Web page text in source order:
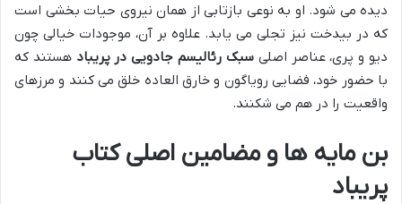
دیده می شود. او به نوعی بازتابی از همان نیروی حیات بخشی است
که در بیدخت نیز تجلی می یابد. علاوه بر آن، موجودات خیالی چون
دیو و پری، عناصر اصلیسبک رئالیسم جادویی در پریباد هستند که
با حضور خود، فضایی رویاگون و خارق العاده خلق می کنند و مرزهای
واقعیت را در هم می شکنند.
بن مایه ها و مضامین اصلی کتاب
پریباد